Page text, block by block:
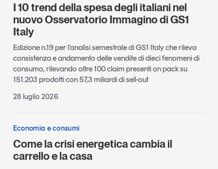
I 10 trend della spesa degli italiani nel
nuovo Osservatorio Immagino di GS1
Italy
Edizione n.19 per l’analisi semestrale di GS1 Italy che rileva
consistenza e andamento delle vendite di dieci fenomeni di
consumo, rilevando oltre 100 claim presenti on pack su
151.203 prodotti con 57,3 miliardi di sell-out
28 luglio 2026
Economia e consumi
Come la crisi energetica cambia il
carrello e la casa